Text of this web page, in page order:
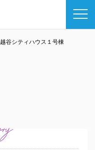
越谷シティハウス１号棟